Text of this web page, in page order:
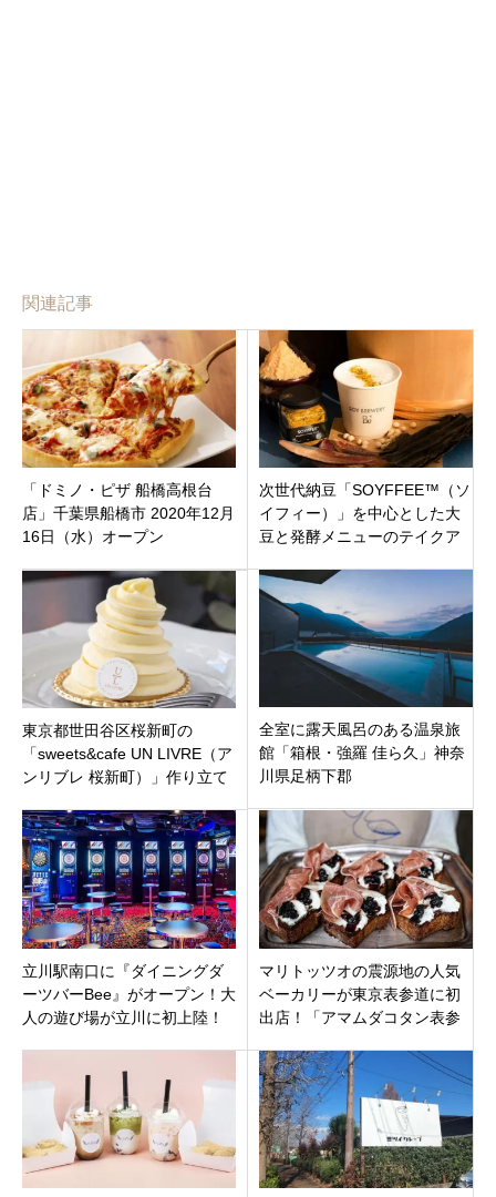
関連記事
「ドミノ・ピザ 船橋高根台
店」千葉県船橋市 2020年12月
16日（水）オープン
次世代納豆「SOYFFEE™（ソ
イフィー）」を中心とした大
豆と発酵メニューのテイクア
BREWERY」茅ケ崎市東海岸
北
東京都世田谷区桜新町の
「sweets&cafe UN LIVRE（ア
ンリブレ 桜新町）」作り立て
全室に露天風呂のある温泉旅
館「箱根・強羅 佳ら久」神奈
川県足柄下郡
立川駅南口に『ダイニングダ
ーツバーBee』がオープン！大
人の遊び場が立川に初上陸！
マリトッツオの震源地の人気
ベーカリーが東京表参道に初
出店！「アマムダコタン表参
月1日オープン。